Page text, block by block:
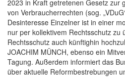
2023 in Kraft getretenen Gesetz zur
von Verbraucherrechten (sog.
Desinteresse Einzelner ist in einer
nur per kollektivem Rechtsschutz zu
Rechtsschutz auch künftighin
JOACHIM MÜNCH, ebenso ein
Tagung. Außerdem informiert das
über aktuelle Reformbestrebungen